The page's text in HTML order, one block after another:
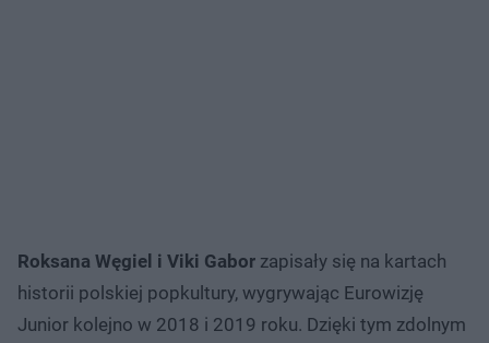
Roksana Węgiel i Viki Gabor zapisały się na kartach
historii polskiej popkultury, wygrywając Eurowizję
Junior kolejno w 2018 i 2019 roku. Dzięki tym zdolnym